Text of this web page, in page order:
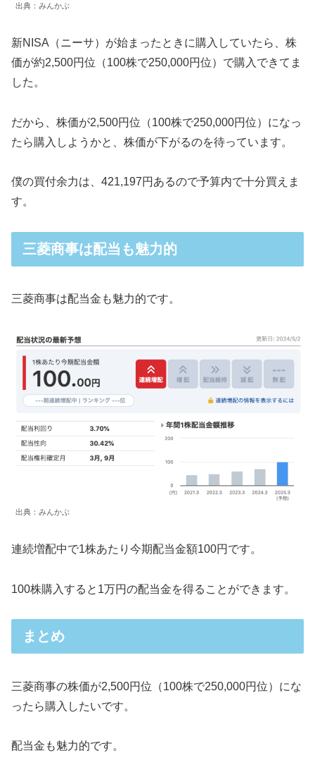
出典：みんかぶ
新NISA（ニーサ）が始まったときに購入していたら、株
価が約2,500円位（100株で250,000円位）で購入できてま
した。
だから、株価が2,500円位（100株で250,000円位）になっ
たら購入しようかと、株価が下がるのを待っています。
僕の買付余力は、421,197円あるので予算内で十分買えま
す。
三菱商事は配当も魅力的
三菱商事は配当金も魅力的です。
出典：みんかぶ
連続増配中で1株あたり今期配当金額100円です。
100株購入すると1万円の配当金を得ることができます。
まとめ
三菱商事の株価が2,500円位（100株で250,000円位）にな
ったら購入したいです。
配当金も魅力的です。